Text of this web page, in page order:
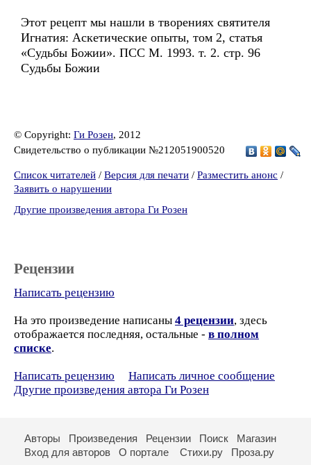
Этот рецепт мы нашли в творениях святителя
Игнатия: Аскетические опыты, том 2, статья
«Судьбы Божии». ПСС М. 1993. т. 2. стр. 96
Судьбы Божии
© Copyright: Ги Розен, 2012
Свидетельство о публикации №212051900520
Список читателей / Версия для печати / Разместить анонс /
Заявить о нарушении
Другие произведения автора Ги Розен
Рецензии
Написать рецензию
На это произведение написаны 4 рецензии, здесь
отображается последняя, остальные - в полном
списке.
Написать рецензию
Написать личное сообщение
Другие произведения автора Ги Розен
Авторы Произведения Рецензии Поиск
Магазин
Вход для авторов
О портале Стихи.ру Проза.ру